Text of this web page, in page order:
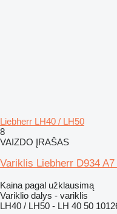
Liebherr LH40 / LH50
8
VAIZDO ĮRAŠAS
Variklis Liebherr D934
Kaina pagal užklausimą
Variklio dalys - variklis
LH40 / LH50 - LH 40 50